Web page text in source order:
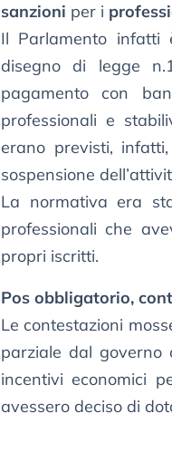
sanzioni per i
Il Parlamento
disegno di legge
pagamento con
professionali e
erano previsti,
sospensione
La normativa era
professionali che
propri iscritti.
Pos obbligatorio,
Le contestazioni
parziale dal governo
incentivi economici
avessero deciso di